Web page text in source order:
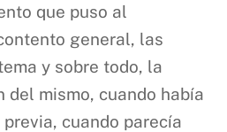
que puso al
general, las
y sobre todo, la
del mismo, cuando había
cuando parecía